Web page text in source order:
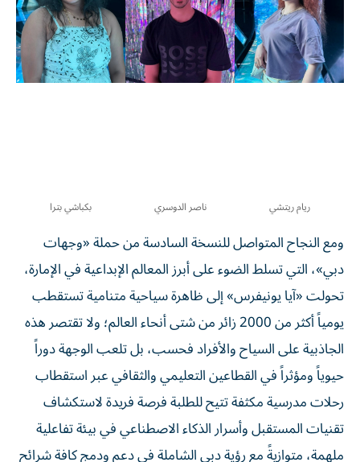
ريام ريتشي ناصر الدوسري بكباشي بترا
ومع النجاح المتواصل للنسخة السادسة من حملة «وجهات
دبي»، التي تسلط الضوء على أبرز المعالم الإبداعية في الإمارة،
تحولت «آيا يونيفرس» إلى ظاهرة سياحية متنامية تستقطب
يومياً أكثر من 2000 زائر من شتى أنحاء العالم؛ ولا تقتصر هذه
الجاذبية على السياح والأفراد فحسب، بل تلعب الوجهة دوراً
حيوياً ومؤثراً في القطاعين التعليمي والثقافي عبر استقطاب
رحلات مدرسية مكثفة تتيح للطلبة فرصة فريدة لاستكشاف
تقنيات المستقبل وأسرار الذكاء الاصطناعي في بيئة تفاعلية
ملهمة، متوازيةً مع رؤية دبي الشاملة في دعم ودمج كافة شرائح